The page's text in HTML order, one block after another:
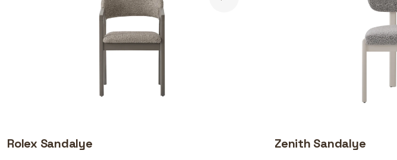
Rolex Sandalye Zenith Sandalye